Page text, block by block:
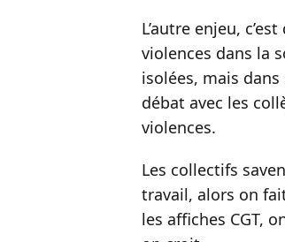
L’autre enjeu,
violences dans la
isolées, mais dans
débat avec les
violences.
Les collectifs
travail, alors on
les affiches CGT,